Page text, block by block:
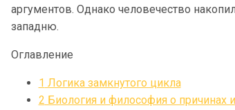
аргументов. Однако человечество
западню.
Оглавление
1 Логика замкнутого цикла
2 Биология и философия о причинах